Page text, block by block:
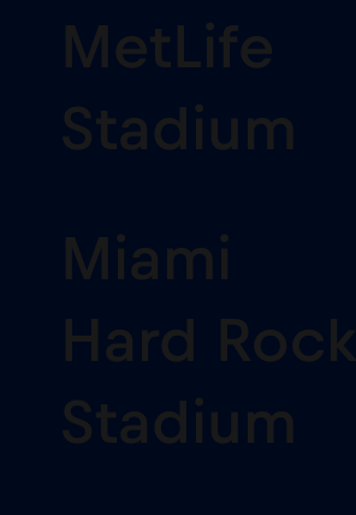
MetLife
Stadium
Miami
Hard Rock
Stadium